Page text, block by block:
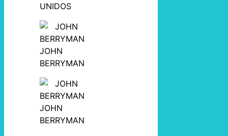
UNIDOS
JOHN
BERRYMAN
JOHN
BERRYMAN